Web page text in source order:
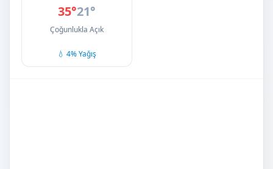
35°21°
Çoğunlukla Açık
💧 4% Yağış